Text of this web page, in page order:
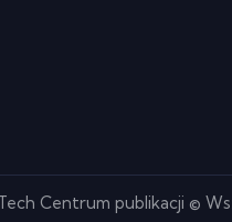
Centrum publikacji ©